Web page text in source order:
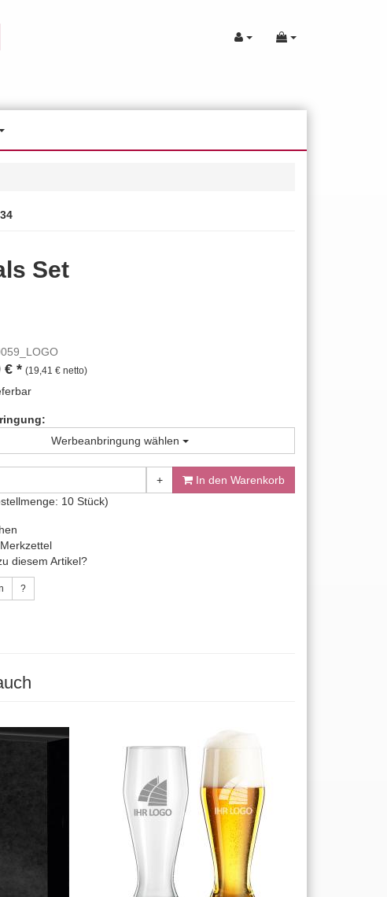
Set
€ * (19,41 € netto)
Werbeanbringung wählen
+
In den Warenkorb
10 Stück)
diesem Artikel?
?